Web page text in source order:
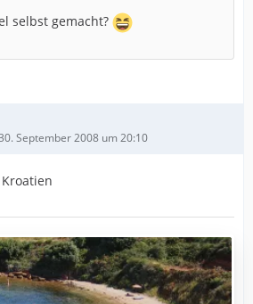
selbst gemacht?
September 2008 um 20:10